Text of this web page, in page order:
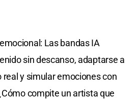
Las bandas IA
sin descanso, adaptarse a
y simular emociones con
compite un artista que